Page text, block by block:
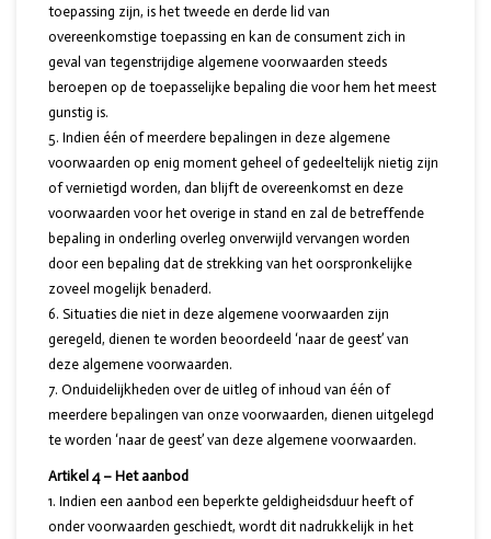
toepassing zijn, is het tweede en derde lid van
overeenkomstige toepassing en kan de consument zich in
geval van tegenstrijdige algemene voorwaarden steeds
beroepen op de toepasselijke bepaling die voor hem het meest
gunstig is.
Indien één of meerdere bepalingen in deze algemene
voorwaarden op enig moment geheel of gedeeltelijk nietig zijn
of vernietigd worden, dan blijft de overeenkomst en deze
voorwaarden voor het overige in stand en zal de betreffende
bepaling in onderling overleg onverwijld vervangen worden
door een bepaling dat de strekking van het oorspronkelijke
zoveel mogelijk benaderd.
Situaties die niet in deze algemene voorwaarden zijn
geregeld, dienen te worden beoordeeld ‘naar de geest’ van
deze algemene voorwaarden.
Onduidelijkheden over de uitleg of inhoud van één of
meerdere bepalingen van onze voorwaarden, dienen uitgelegd
te worden ‘naar de geest’ van deze algemene voorwaarden.
Artikel 4 – Het aanbod
Indien een aanbod een beperkte geldigheidsduur heeft of
onder voorwaarden geschiedt, wordt dit nadrukkelijk in het